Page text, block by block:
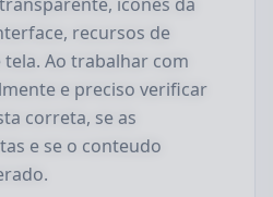
recursos de
Ao trabalhar com
e preciso verificar
correta, se as
e se o conteudo